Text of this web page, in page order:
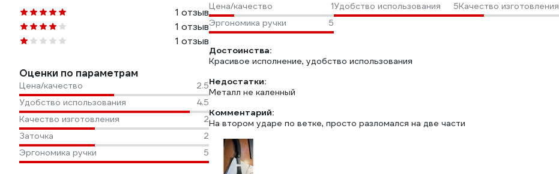
1 отзыв
1 отзыв
1 отзыв
Оценки по параметрам
Цена/качество
2.5
Удобство использования
4.5
Качество изготовления
2
Заточка
2
Эргономика ручки
5
Цена/качество 1Удобство использования 5Качество изготовления
Эргономика ручки
5
Достоинства:
Красивое исполнение, удобство использования
Недостатки:
Металл не каленный
Комментарий:
На втором ударе по ветке, просто разломался на две части